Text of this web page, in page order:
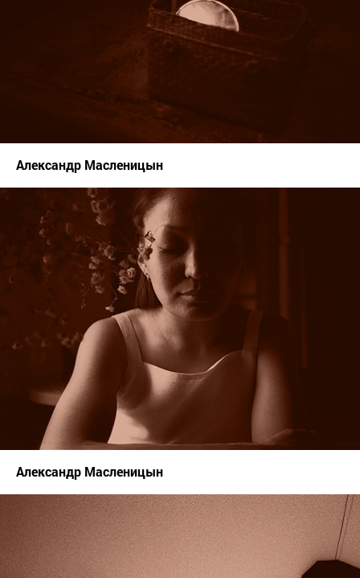
Александр Масленицын
Александр Масленицын